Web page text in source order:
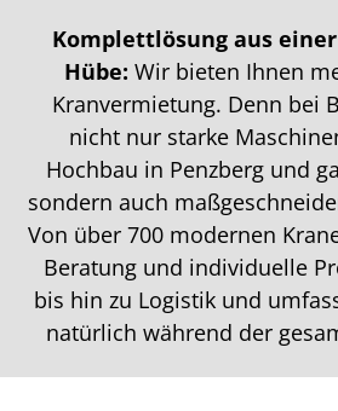
Komplettlösung aus
Hübe: Wir bieten Ihnen
Kranvermietung. Denn bei
nicht nur starke
Hochbau in Penzberg und
sondern auch
Von über 700 modernen
Beratung und individuelle
bis hin zu Logistik und
natürlich während der